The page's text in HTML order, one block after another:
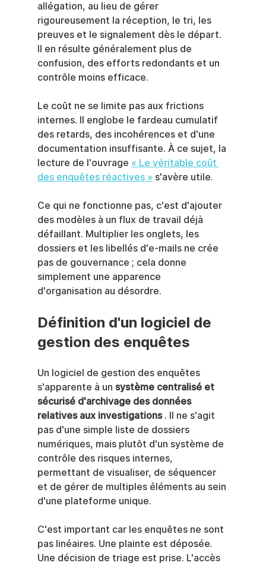
allégation, au lieu de gérer
rigoureusement la réception, le tri, les
preuves et le signalement dès le départ.
Il en résulte généralement plus de
confusion, des efforts redondants et un
contrôle moins efficace.
Le coût ne se limite pas aux frictions
internes. Il englobe le fardeau cumulatif
des retards, des incohérences et d'une
documentation insuffisante. À ce sujet, la
lecture de l'ouvrage « Le véritable coût
des enquêtes réactives » s'avère utile.
Ce qui ne fonctionne pas, c'est d'ajouter
des modèles à un flux de travail déjà
défaillant. Multiplier les onglets, les
dossiers et les libellés d'e-mails ne crée
pas de gouvernance ; cela donne
simplement une apparence
d'organisation au désordre.
Définition d'un logiciel de
gestion des enquêtes
Un logiciel de gestion des enquêtes
s'apparente à un système centralisé et
sécurisé d'archivage des données
relatives aux investigations . Il ne s'agit
pas d'une simple liste de dossiers
numériques, mais plutôt d'un système de
contrôle des risques internes,
permettant de visualiser, de séquencer
et de gérer de multiples éléments au sein
d'une plateforme unique.
C'est important car les enquêtes ne sont
pas linéaires. Une plainte est déposée.
Une décision de triage est prise. L'accès